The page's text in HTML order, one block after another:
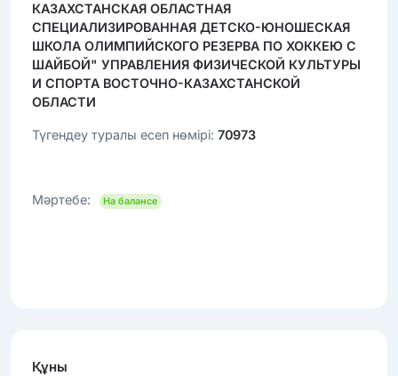
КАЗАХСТАНСКАЯ ОБЛАСТНАЯ
СПЕЦИАЛИЗИРОВАННАЯ ДЕТСКО-ЮНОШЕСКАЯ
ШКОЛА ОЛИМПИЙСКОГО РЕЗЕРВА ПО ХОККЕЮ С
ШАЙБОЙ" УПРАВЛЕНИЯ ФИЗИЧЕСКОЙ КУЛЬТУРЫ
И СПОРТА ВОСТОЧНО-КАЗАХСТАНСКОЙ
ОБЛАСТИ
Түгендеу туралы есеп нөмірі: 70973
Мәртебе: На балансе
Құны